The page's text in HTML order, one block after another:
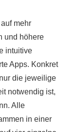
mehr
und höhere
intuitive
Apps. Konkret
die jeweilige
notwendig ist,
Alle
in einer